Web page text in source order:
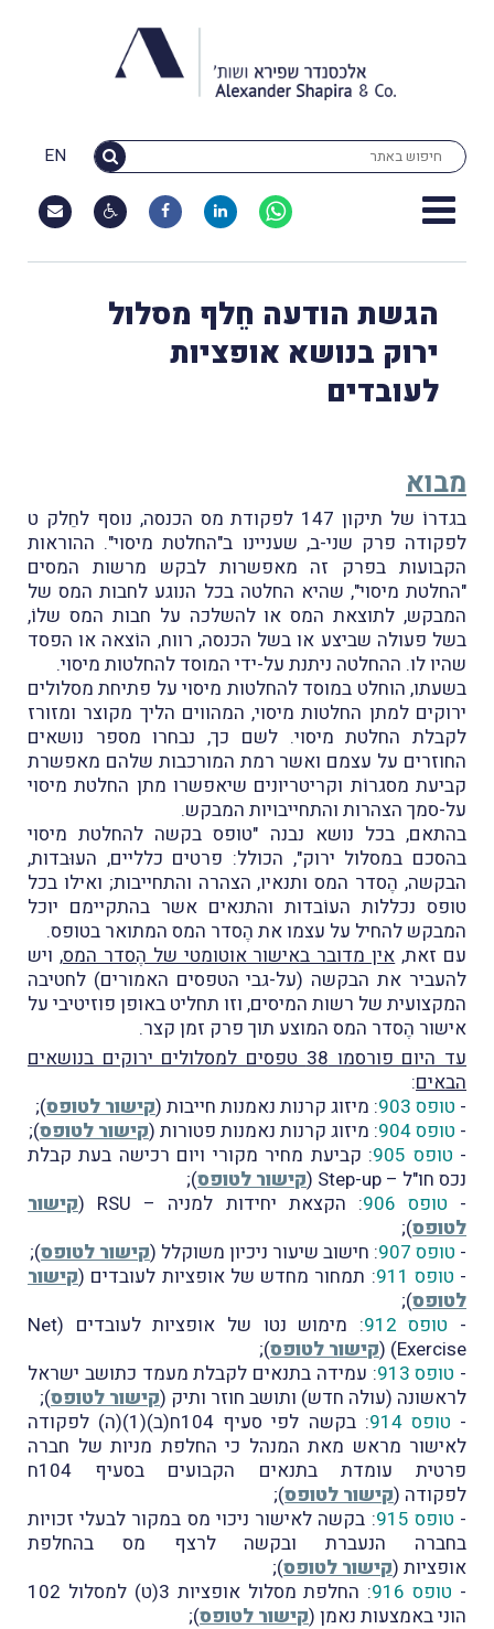
EN
הגשת הודעה חֵלף מסלול
ירוק בנושא אופציות
לעובדים
מבוא
בגדרוֹ של תיקון 147 לפקודת מס הכנסה, נוסף לחֵלק ט
לפקודה פרק שני-ב, שעניינו ב"החלטת מיסוי". ההוראות
הקבועות בפרק זה מאפשרות לבקש מרשות המסים
"החלטת מיסוי", שהיא החלטה בכל הנוגע לחבות המס של
המבקש, לתוצאת המס או להשלכה על חבות המס שלוֹ,
בשל פעולה שביצע או בשל הכנסה, רווח, הוֹצאה או הפסד
שהיו לו. ההחלטה ניתנת על-ידי המוסד להחלטות מיסוי.
בשעתו, הוחלט במוסד להחלטות מיסוי על פתיחת מסלולים
ירוקים למתן החלטות מיסוי, המהווים הליך מקוצר ומזורז
לקבלת החלטת מיסוי. לשם כך, נבחרו מספר נושאים
החוזרים על עצמם ואשר רמת המורכבות שלהם מאפשרת
קביעת מסגרוֹת וקריטריונים שיאפשרו מתן החלטת מיסוי
על-סמך הצהרות והתחייבויות המבקש.
בהתאם, בכל נושא נבנה "טופס בקשה להחלטת מיסוי
בהסכם במסלול ירוק", הכולל: פרטים כלליים, העוּבדות,
הבקשה, הֶסדר המס ותנאיו, הצהרה והתחייבות; ואילו בכל
טופס נכללות העוֹבדות והתנאים אשר בהתקיימם יוכל
המבקש להחיל על עצמו את הֶסדר המס המתואר בטופס.
עם זאת, אין מדובר באישור אוטומטי של הֶסדר המס, ויש
להעביר את הבקשה (על-גבי הטפסים האמורים) לחטיבה
המקצועית של רשות המיסים, וזו תחליט באופן פוזיטיבי על
אישור הֶסדר המס המוצע תוך פרק זמן קצר.
עד היום פורסמו 38 טפסים למסלולים ירוקים בנושאים
הבאים:
- טופס 903 : מיזוג קרנות נאמנות חייבות (קישור לטופס);
- טופס 904 : מיזוג קרנות נאמנות פטורות (קישור לטופס);
- טופס 905
: קביעת מחיר מקורי ויום רכישה בעת קבלת
נכס חו"ל – Step-up (
קישור לטופס);
- טופס 906 : הקצאת יחידות למניה – RSU (
קישור
לטופס);
- טופס 907 : חישוב שיעור ניכיון משוקלל (קישור לטופס);
- טופס 911 : תמחור מחדש של אופציות לעובדים (קישור
לטופס);
- טופס 912
: מימוש נטו של אופציות לעובדים (Net
Exercise) (
קישור לטופס);
- טופס 913
: עמידה בתנאים לקבלת מעמד כתושב ישראל
לראשונה (עולה חדש) ותושב חוזר ותיק (קישור לטופס);
- טופס 914
: בקשה לפי סעיף 104ח(ב)(1)(ה) לפקודה
לאישור מראש מאת המנהל כי החלפת מניות של חברה
פרטית עומדת בתנאים הקבועים בסעיף 104ח
לפקודה (קישור לטופס);
- טופס 915
: בקשה לאישור ניכוי מס במקור לבעלי זכויות
בחברה הנעברת ובקשה לרצף מס בהחלפת
אופציות (קישור לטופס);
- טופס 916
: החלפת מסלול אופציות 3(ט) למסלול 102
הוני באמצעות נאמן (קישור לטופס);